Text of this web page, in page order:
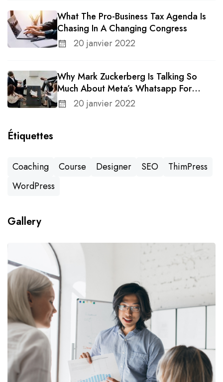
What The Pro-Business Tax Agenda Is
Chasing In A Changing Congress
20 janvier 2022
Why Mark Zuckerberg Is Talking So
Much About Meta’s Whatsapp For
Business20 janvier 2022
Étiquettes
Coaching Course Designer SEO
ThimPress
WordPress
Gallery